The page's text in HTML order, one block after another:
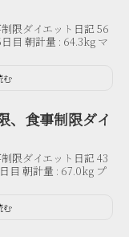
限ダイエット日記 56
目 朝計量 : 64.3kg マ
む
、食事制限ダイ
限ダイエット日記 43
目 朝計量 : 67.0kg プ
む